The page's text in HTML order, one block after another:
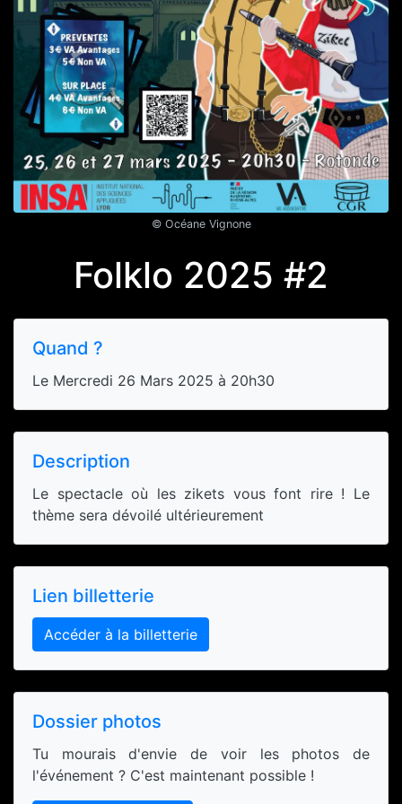
© Océane Vignone
Folklo 2025 #2
Quand ?
Le Mercredi 26 Mars 2025 à 20h30
Description
Le spectacle où les zikets vous font rire ! Le
thème sera dévoilé ultérieurement
Lien billetterie
Accéder à la billetterie
Dossier photos
Tu mourais d'envie de voir les photos de
l'événement ? C'est maintenant possible !